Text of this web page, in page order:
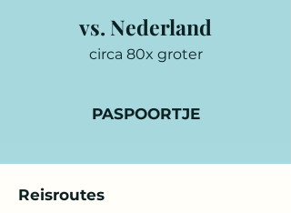
vs. Nederland
circa 80x groter
PASPOORTJE
Reisroutes